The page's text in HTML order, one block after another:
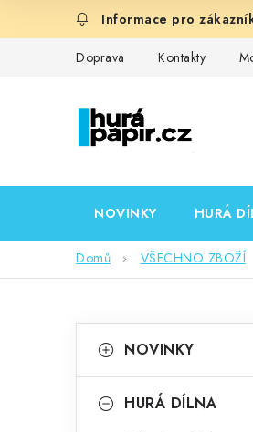
Doprava Kontakty
NOVINKY HURÁ
Domů VŠECHNO ZBOŽÍ
okategorie
a
NOVINKY
HURÁ DÍLNA